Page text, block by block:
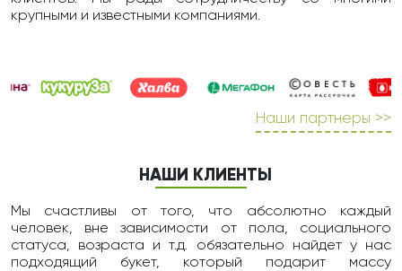
крупными и известными компаниями.
Наши партнеры >>
НАШИ КЛИЕНТЫ
Мы счастливы от того, что абсолютно каждый
человек, вне зависимости от пола, социального
статуса, возраста и т.д. обязательно найдет у нас
подходящий букет, который подарит массу